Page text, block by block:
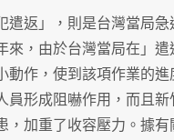
遣返」，則是台灣當局
來，由於台灣當局在」
動作，使到該項作業的
員形成阻嚇作用，而且
，加重了收容壓力。據